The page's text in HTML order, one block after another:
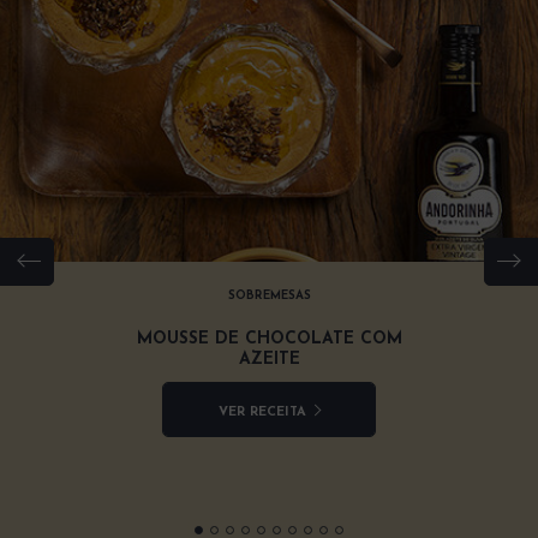
SOBREMESAS
MOUSSE DE CHOCOLATE COM
AZEITE
VER RECEITA